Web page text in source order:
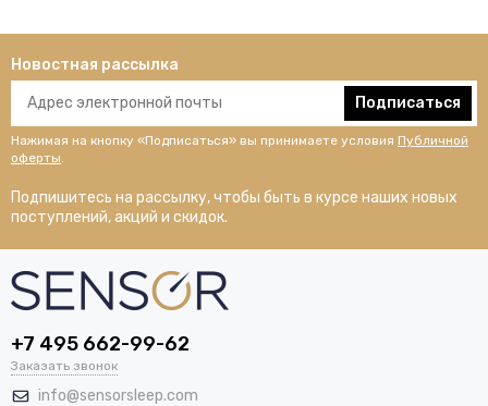
Новостная рассылка
Подписаться
Нажимая на кнопку «Подписаться» вы принимаете условия Публичной
оферты
Подпишитесь на рассылку, чтобы быть в курсе наших новых
поступлений, акций и скидок.
+7 495 662-99-62
Заказать звонок
info@sensorsleep.com